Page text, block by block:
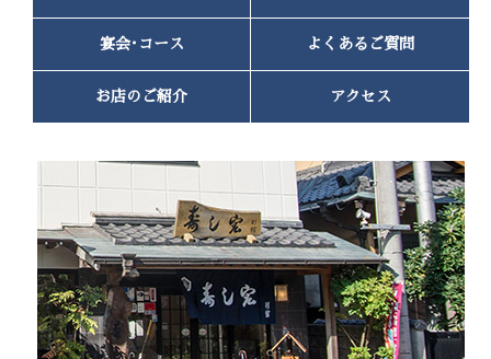
2022年3月(1)
2021年9月
(2)
2021年8月(3)
2021年5月(1)
2021年2月(1)
2020年12月(1)
2020年10月
(2)
2020年8月(2)
2020年6月(2)
宴会･コース よくあるご質問
お店のご紹介 アクセス